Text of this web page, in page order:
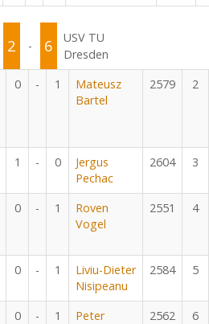
2 - 6
USV TU
Dresden
0 - 1
Mateusz
Bartel
2579 2
1 - 0
Jergus
Pechac
2604 3
0 - 1
Roven
Vogel
2551 4
0 - 1
Liviu-Dieter
Nisipeanu
2584 5
0 - 1
Peter
2562 6